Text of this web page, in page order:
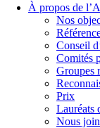
À propos de
Nos
Conseil
Comités
Groupes
Prix
Lauréats
Nous